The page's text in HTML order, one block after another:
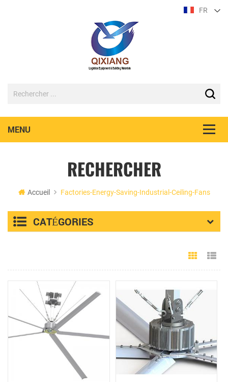
FR
RECHERCHER
Accueil Factories-Energy-Saving-Industrial-Ceiling-Fans
CATÉGORIES
Grid